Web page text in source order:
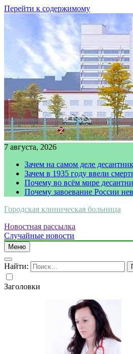
Перейти к содержимому
7 августа, 2026
Зачем на самом деле
Зачем в 1935 году ввели
Почему во всём мире
Почему завоевание России
Городская клиническая больница
Новостная рассылка
Случайные новости
Меню
Найти:
Заголовки